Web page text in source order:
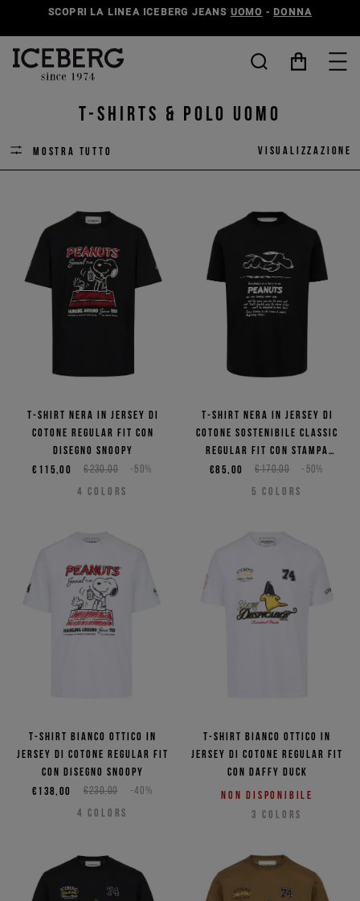
SCOPRI LA LINEA ICEBERG JEANS UOMO - DONNA
T-shirts & Polo Uomo
Mostra tutto Visualizzazione
T-shirt nera in jersey di
cotone regular fit con
disegno Snoopy
€230,00 -50%
€115,00
4 COLORS
T-shirt nera in jersey di
cotone sostenibile classic
regular fit con stampa
Snoopy
€170,00 -50%
€85,00
5 COLORS
T-shirt bianco ottico in
jersey di cotone regular fit
con disegno Snoopy
€230,00 -40%
€138,00
4 COLORS
T-shirt bianco ottico in
jersey di cotone regular fit
con Daffy Duck
Non disponibile
3 COLORS